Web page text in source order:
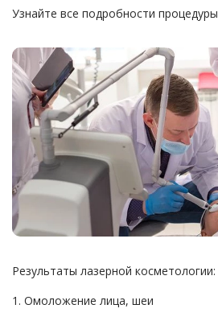
Узнайте все подробности процедуры
Результаты лазерной косметологии:
1. Омоложение лица, шеи